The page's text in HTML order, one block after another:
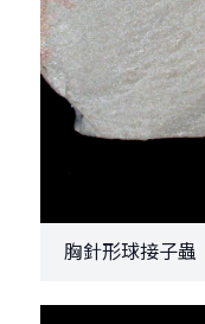
胸針形球接子蟲